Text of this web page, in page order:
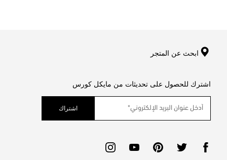
ابحث عن المتجر
اشترك للحصول على تحديثات من مايكل كورس
اشتراك